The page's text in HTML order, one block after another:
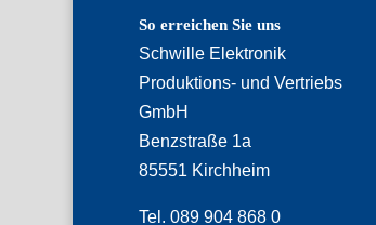
So erreichen Sie uns
Schwille Elektronik
Produktions- und Vertriebs
GmbH
Benzstraße 1a
85551 Kirchheim
Tel. 089 904 868 0